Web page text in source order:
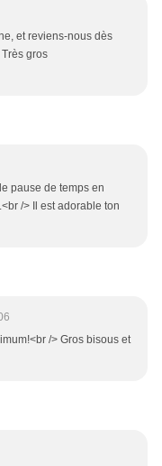
et reviens-nous dès
gros
pause de temps en
/> Il est adorable ton
/> Gros bisous et